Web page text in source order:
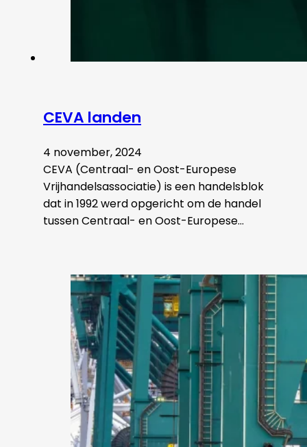
CEVA landen
4 november, 2024
CEVA (Centraal- en Oost-Europese
Vrijhandelsassociatie) is een handelsblok
dat in 1992 werd opgericht om de handel
tussen Centraal- en Oost-Europese…